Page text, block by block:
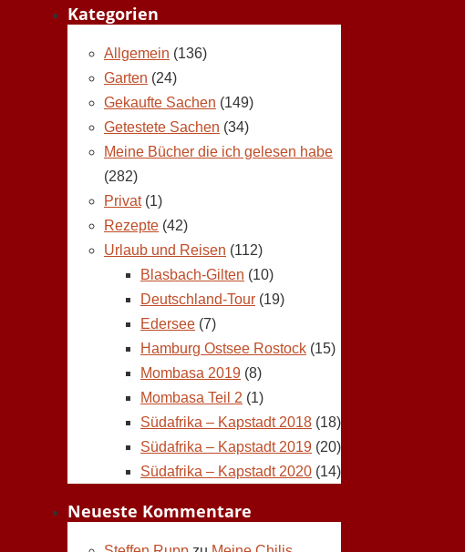
Kategorien
Allgemein (136)
Garten (24)
Gekaufte Sachen (149)
Getestete Sachen (34)
Meine Bücher die ich gelesen habe
(282)
Privat(1)
Rezepte (42)
Urlaub und Reisen (112)
Blasbach-Gilten (10)
Deutschland-Tour (19)
Edersee (7)
Hamburg Ostsee Rostock (15)
Mombasa 2019 (8)
Mombasa Teil 2 (1)
Südafrika – Kapstadt 2018 (18)
Südafrika – Kapstadt 2019 (20)
Südafrika – Kapstadt 2020 (14)
Neueste Kommentare